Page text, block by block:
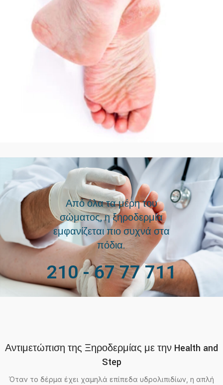
Από όλα τα μέρη του
σώματος, η ξηροδερμία
εμφανίζεται πιο συχνά στα
πόδια.
210 - 67 77 711
Αντιμετώπιση της Ξηροδερμίας με την Health and
Step
Όταν το δέρμα έχει χαμηλά επίπεδα υδρολιπιδίων, η απλή